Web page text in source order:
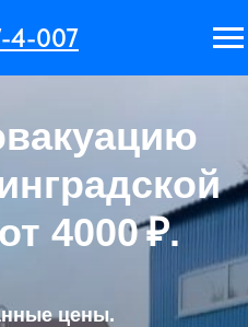
4-007
4000 ₽.
цены.